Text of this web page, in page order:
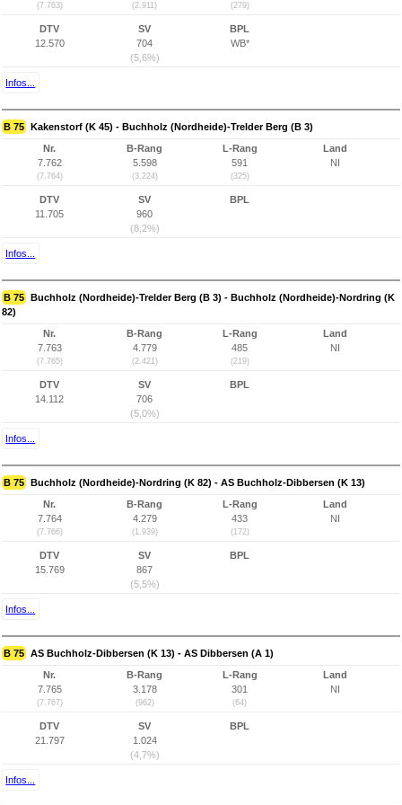
(7.763) (2.911) (279)
DTV
12.570
SV
704
(5,6%)
BPL
WB*
Infos...
B 75 Kakenstorf (K 45) - Buchholz (Nordheide)-Trelder Berg (B 3)
Nr.
7.762
(7.764)
B-Rang
5.598
(3.224)
L-Rang
591
(325)
Land
NI
DTV
11.705
SV
960
(8,2%)
BPL
Infos...
B 75 Buchholz (Nordheide)-Trelder Berg (B 3) - Buchholz (Nordheide)-Nordring (K
82)
Nr.
7.763
(7.765)
B-Rang
4.779
(2.421)
L-Rang
485
(219)
Land
NI
DTV
14.112
SV
706
(5,0%)
BPL
Infos...
B 75 Buchholz (Nordheide)-Nordring (K 82) - AS Buchholz-Dibbersen (K 13)
Nr.
7.764
(7.766)
B-Rang
4.279
(1.939)
L-Rang
433
(172)
Land
NI
DTV
15.769
SV
867
(5,5%)
BPL
Infos...
B 75 AS Buchholz-Dibbersen (K 13) - AS Dibbersen (A 1)
Nr.
7.765
(7.767)
B-Rang
3.178
(962)
L-Rang
301
(64)
Land
NI
DTV
21.797
SV
1.024
(4,7%)
BPL
Infos...